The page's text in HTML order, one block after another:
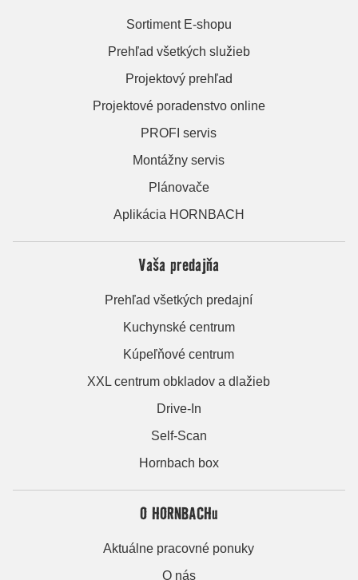
Sortiment E-shopu
Prehľad všetkých služieb
Projektový prehľad
Projektové poradenstvo online
PROFI servis
Montážny servis
Plánovače
Aplikácia HORNBACH
Vaša predajňa
Prehľad všetkých predajní
Kuchynské centrum
Kúpeľňové centrum
XXL centrum obkladov a dlažieb
Drive-In
Self-Scan
Hornbach box
O HORNBACHu
Aktuálne pracovné ponuky
O nás